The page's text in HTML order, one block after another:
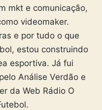
mkt e comunicação,
videomaker.
e por tudo o que
estou construindo
esportiva. Já fui
Análise Verdão e
da Web Rádio O